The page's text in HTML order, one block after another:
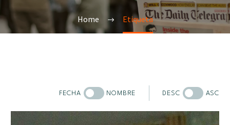
Home Etiqueta
FECHA NOMBRE DESC ASC
Sobre